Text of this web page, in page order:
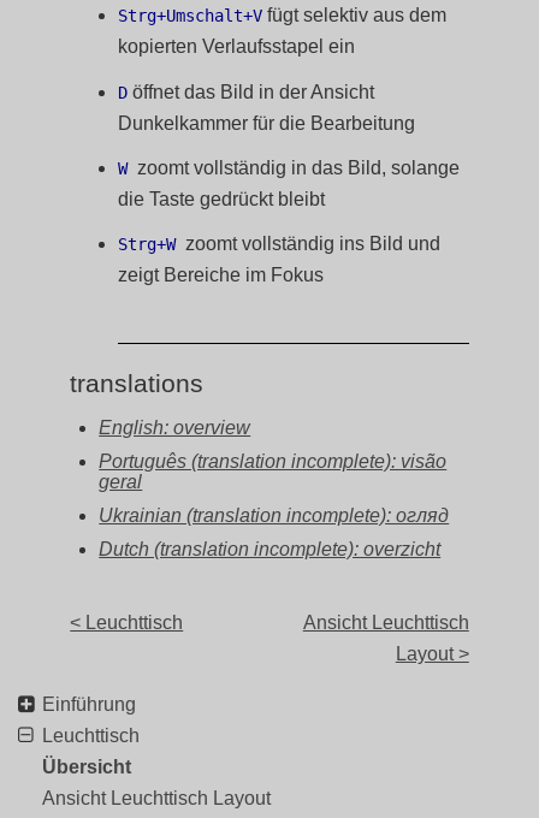
Strg+Umschalt+V fügt selektiv aus dem
kopierten Verlaufsstapel ein
D öffnet das Bild in der Ansicht
Dunkelkammer für die Bearbeitung
W zoomt vollständig in das Bild, solange
die Taste gedrückt bleibt
Strg+W zoomt vollständig ins Bild und
zeigt Bereiche im Fokus
translations
English: overview
Português (translation incomplete): visão
geral
Ukrainian (translation incomplete): огляд
Dutch (translation incomplete): overzicht
< Leuchttisch
Ansicht Leuchttisch
Layout >
Einführung
Leuchttisch
Übersicht
Ansicht Leuchttisch Layout